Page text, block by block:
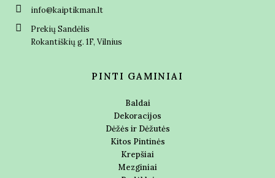
info@kaiptikman.lt
Prekių Sandėlis
Rokantiškių g. 1F, Vilnius
PINTI GAMINIAI
Baldai
Dekoracijos
Dėžės ir Dėžutės
Kitos Pintinės
Krepšiai
Mezginiai